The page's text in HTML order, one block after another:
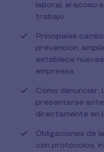
laboral, el acoso
trabajo.
Principales
prevención,
establece
empresas.
Cómo denunciar:
presentarse ante
directamente en
Obligaciones de
con protocolos,